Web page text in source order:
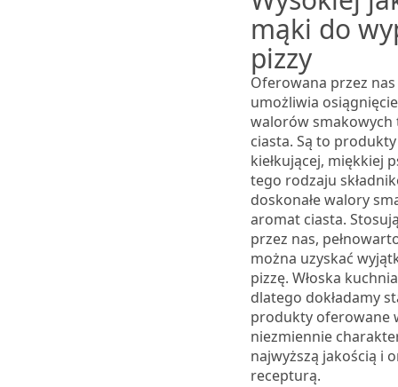
mąki do
pizzy
Oferowana przez
umożliwia
walorów
ciasta. Są to
kiełkującej, miękkiej
tego rodzaju
doskonałe walory
aromat ciasta.
przez nas,
można uzyskać
pizzę. Włoska
dlatego dokładamy
produkty oferowane
niezmiennie
najwyższą jakością i
recepturą.